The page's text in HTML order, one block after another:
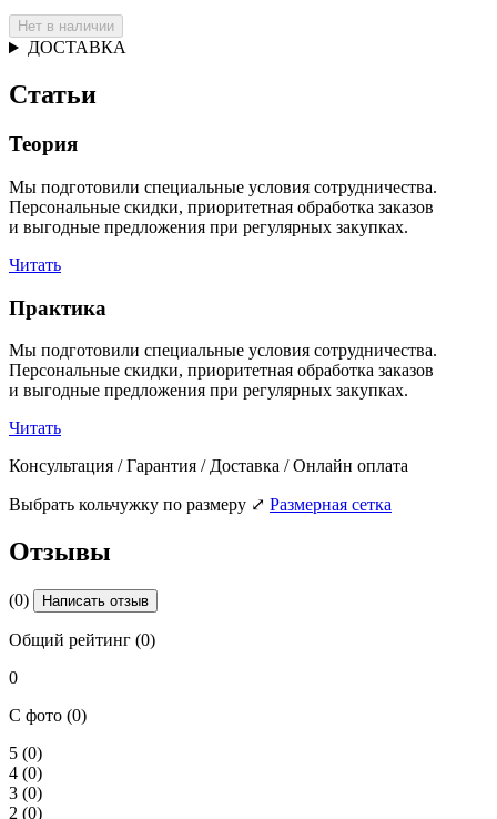
Нет в наличии
ДОСТАВКА
Статьи
Теория
Мы подготовили специальные условия сотрудничества.
Персональные скидки, приоритетная обработка заказов
и выгодные предложения при регулярных закупках.
Читать
Практика
Мы подготовили специальные условия сотрудничества.
Персональные скидки, приоритетная обработка заказов
и выгодные предложения при регулярных закупках.
Читать
Консультация / Гарантия / Доставка / Онлайн оплата
Выбрать кольчужку по размеру ⤢ Размерная сетка
Отзывы
(0) Написать отзыв
Общий рейтинг (0)
0
С фото (0)
5 (0)
4 (0)
3 (0)
2 (0)